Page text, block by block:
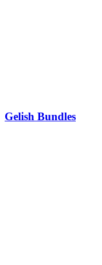
Gelish Bundles